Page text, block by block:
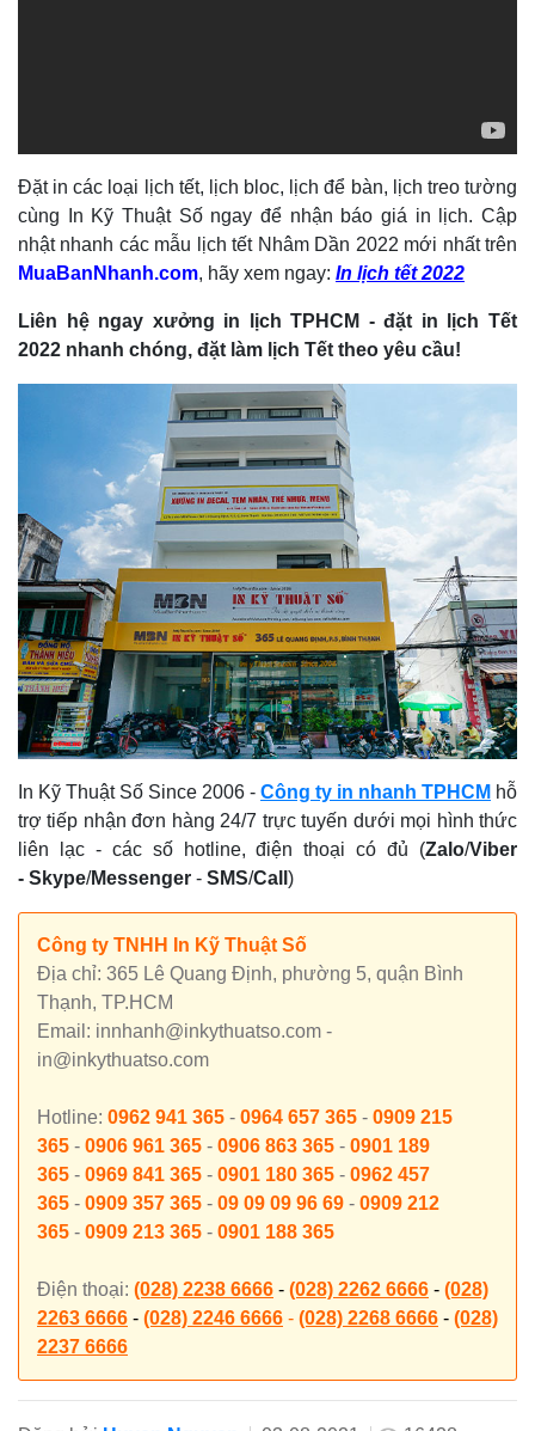
Đặt in các loại lịch tết, lịch bloc, lịch để bàn, lịch treo tường
cùng In Kỹ Thuật Số ngay để nhận báo giá in lịch. Cập
nhật nhanh các mẫu lịch tết Nhâm Dần 2022 mới nhất trên
MuaBanNhanh.com, hãy xem ngay: In lịch tết 2022
Liên hệ ngay xưởng in lịch TPHCM - đặt in lịch Tết
2022 nhanh chóng, đặt làm lịch Tết theo yêu cầu!
In Kỹ Thuật Số Since 2006 - Công ty in nhanh TPHCM hỗ
trợ tiếp nhận đơn hàng 24/7 trực tuyến dưới mọi hình thức
liên lạc - các số hotline, điện thoại có đủ (Zalo/Viber
- Skype/Messenger - SMS/Call )
Công ty TNHH In Kỹ Thuật Số
Địa chỉ: 365 Lê Quang Định, phường 5, quận Bình
Thạnh, TP.HCM
Email: innhanh@inkythuatso.com -
in@inkythuatso.com
Hotline: 0962 941 365 - 0964 657 365 - 0909 215
365 - 0906 961 365 - 0906 863 365 - 0901 189
365 - 0969 841 365 - 0901 180 365 - 0962 457
365 - 0909 357 365 - 09 09 09 96 69 - 0909 212
365 - 0909 213 365 - 0901 188 365
Điện thoại: (028) 2238 6666 - (028) 2262 6666 - (028)
2263 6666 - (028) 2246 6666 - (028) 2268 6666 - (028)
2237 6666